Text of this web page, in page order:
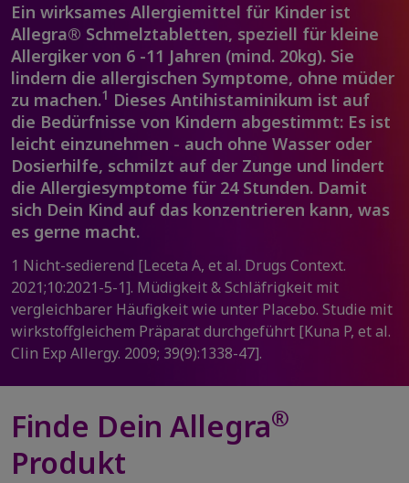
Ein wirksames Allergiemittel für Kinder ist
Allegra® Schmelztabletten, speziell für kleine
Allergiker von 6 -11 Jahren (mind. 20kg). Sie
lindern die allergischen Symptome, ohne müder
zu machen.1 Dieses Antihistaminikum ist auf
die Bedürfnisse von Kindern abgestimmt: Es ist
leicht einzunehmen - auch ohne Wasser oder
Dosierhilfe, schmilzt auf der Zunge und lindert
die Allergiesymptome für 24 Stunden. Damit
sich Dein Kind auf das konzentrieren kann, was
es gerne macht.
1 Nicht-sedierend [Leceta A, et al. Drugs Context.
2021;10:2021-5-1]. Müdigkeit & Schläfrigkeit mit
vergleichbarer Häufigkeit wie unter Placebo. Studie mit
wirkstoffgleichem Präparat durchgeführt [Kuna P, et al.
Clin Exp Allergy. 2009; 39(9):1338-47].
Finde Dein Allegra®
Produkt